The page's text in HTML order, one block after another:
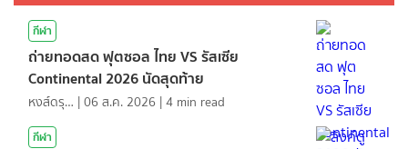
กีฬา
ถ่ายทอดสด ฟุตซอล ไทย VS รัสเซีย
Continental 2026 นัดสุดท้าย
หงส์ดรุณ |06 ส.ค. 2026 |4 min read
กีฬา